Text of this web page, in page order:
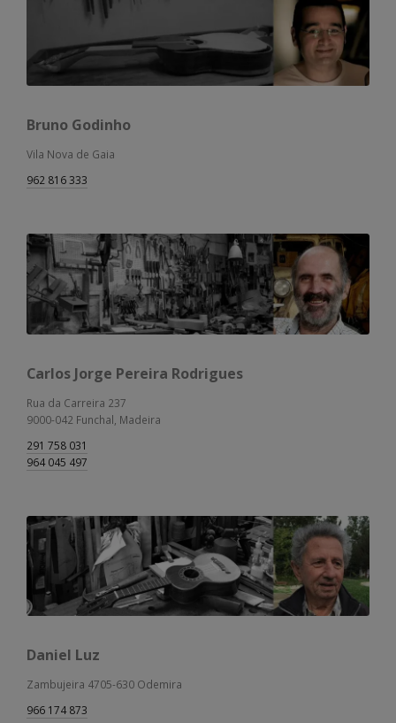
Bruno Godinho
Vila Nova de Gaia
962 816 333
Carlos Jorge Pereira Rodrigues
Rua da Carreira 237
9000-042 Funchal, Madeira
291 758 031
964 045 497
Daniel Luz
Zambujeira 4705-630 Odemira
966 174 873